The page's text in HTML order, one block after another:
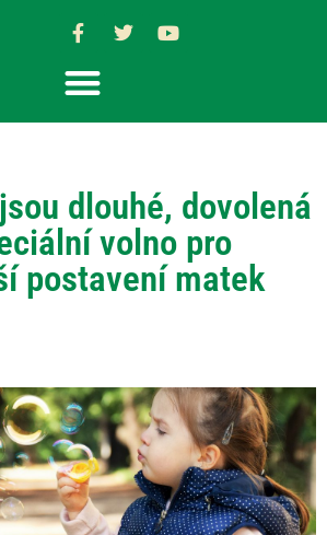
dlouhé, dovolená
volno pro
postavení matek